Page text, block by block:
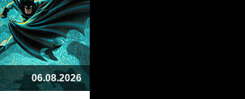
06.08.2026